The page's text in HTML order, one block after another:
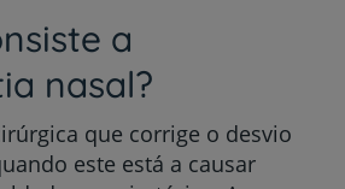
a
nasal?
que corrige o desvio
este está a causar